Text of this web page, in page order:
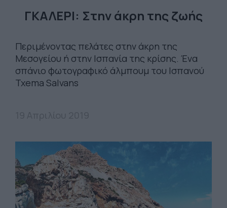
ΓΚΑΛΕΡΙ: Στην άκρη της ζωής
Περιμένοντας πελάτες στην άκρη της
Μεσογείου ή στην Ισπανία της κρίσης. Ένα
σπάνιο φωτογραφικό άλμπουμ του Ισπανού
Txema Salvans